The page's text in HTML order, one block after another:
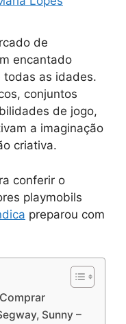
de
encantado
todas as idades.
conjuntos
de jogo,
a imaginação
criativa.
conferir o
playmobils
preparou com
Sunny –